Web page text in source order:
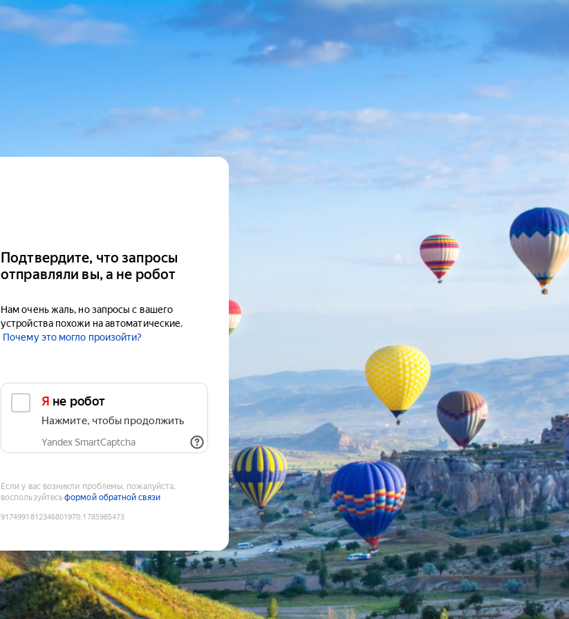
Подтвердите, что запросы
отправляли вы, а не робот
Нам очень жаль, но запросы с вашего
устройства похожи на автоматические.
Почему это могло произойти?
Я не робот
Нажмите, чтобы продолжить
Yandex SmartCaptcha
Если у вас возникли проблемы, пожалуйста,
воспользуйтесьформой обратной связи
9174991812346801970:1785985473